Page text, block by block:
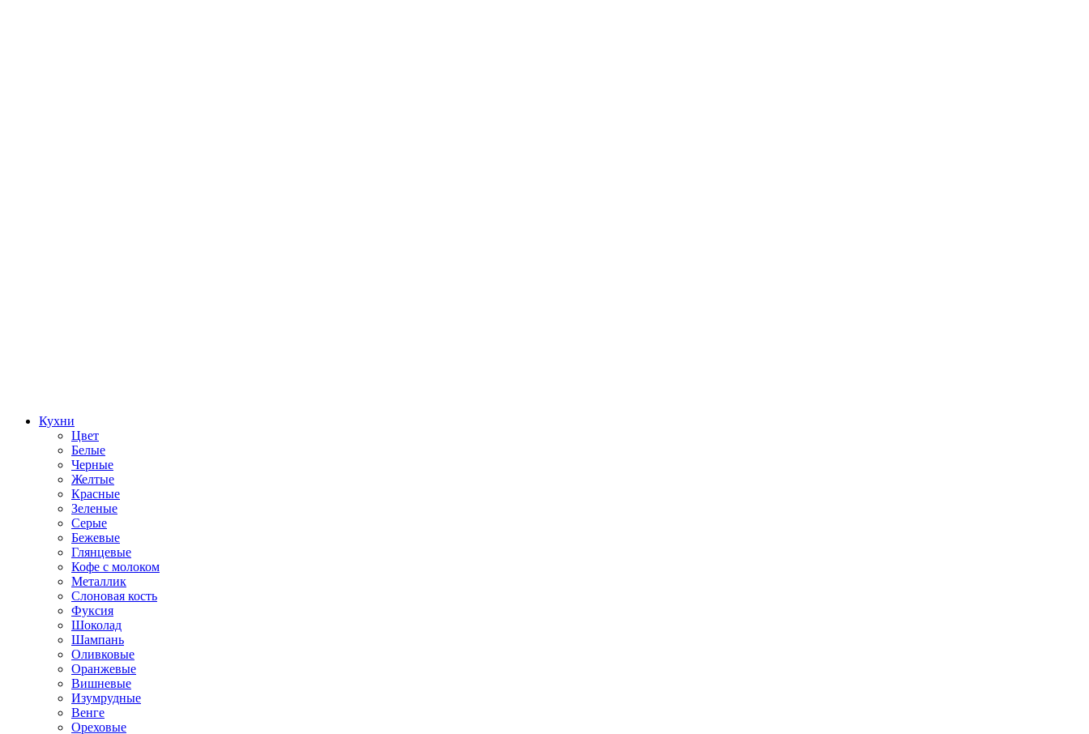
Кухни
Цвет
Белые
Черные
Желтые
Красные
Зеленые
Серые
Бежевые
Глянцевые
Кофе с молоком
Металлик
Слоновая кость
Фуксия
Шоколад
Шампань
Оливковые
Оранжевые
Вишневые
Изумрудные
Венге
Ореховые